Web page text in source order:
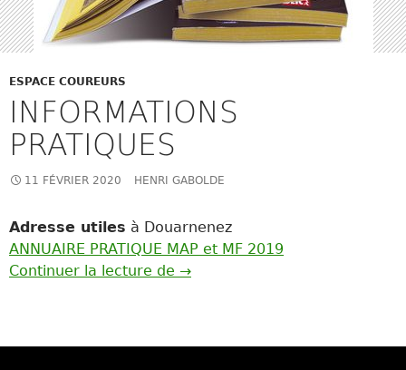
ESPACE COUREURS
INFORMATIONS
PRATIQUES
11 FÉVRIER 2020 HENRI GABOLDE
Adresse utiles à Douarnenez
ANNUAIRE PRATIQUE MAP et MF 2019
Continuer la lecture de Informations pratiques
→